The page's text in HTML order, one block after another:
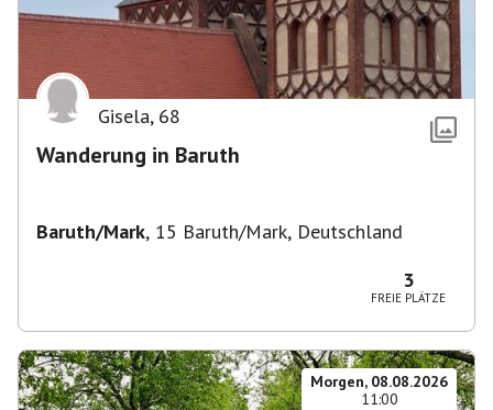
Gisela, 68
Wanderung in Baruth
Baruth/Mark, 15 Baruth/Mark, Deutschland
3
FREIE PLÄTZE
Morgen, 08.08.2026
11:00